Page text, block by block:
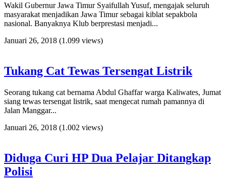
Wakil Gubernur Jawa Timur Syaifullah Yusuf, mengajak seluruh
masyarakat menjadikan Jawa Timur sebagai kiblat sepakbola
nasional. Banyaknya Klub berprestasi menjadi...
Januari 26, 2018 (1.099 views)
Tukang Cat Tewas Tersengat Listrik
Seorang tukang cat bernama Abdul Ghaffar warga Kaliwates, Jumat
siang tewas tersengat listrik, saat mengecat rumah pamannya di
Jalan Manggar...
Januari 26, 2018 (1.002 views)
Diduga Curi HP Dua Pelajar Ditangkap
Polisi